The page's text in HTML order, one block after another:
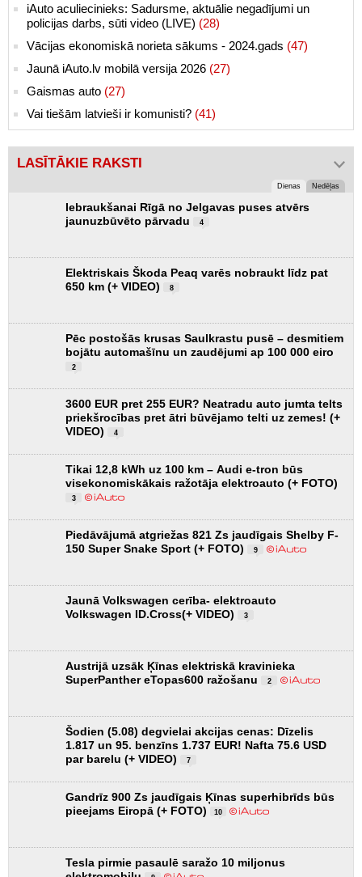
iAuto aculiecinieks: Sadursme, aktuālie negadījumi un
policijas darbs, sūti video (LIVE) (28)
Vācijas ekonomiskā norieta sākums - 2024.gads (47)
Jaunā iAuto.lv mobilā versija 2026 (27)
Gaismas auto (27)
Vai tiešām latvieši ir komunisti? (41)
LASĪTĀKIE RAKSTI
Dienas Nedēļas
Iebraukšanai Rīgā no Jelgavas puses atvērs
jaunuzbūvēto pārvadu
4
Elektriskais Škoda Peaq varēs nobraukt līdz pat
650 km (+ VIDEO)
8
Pēc postošās krusas Saulkrastu pusē – desmitiem
bojātu automašīnu un zaudējumi ap 100 000 eiro
2
3600 EUR pret 255 EUR? Neatradu auto jumta telts
priekšrocības pret ātri būvējamo telti uz zemes! (+
VIDEO)
4
Tikai 12,8 kWh uz 100 km – Audi e-tron būs
visekonomiskākais ražotāja elektroauto (+ FOTO)
3
Piedāvājumā atgriežas 821 Zs jaudīgais Shelby F-
150 Super Snake Sport (+ FOTO)
9
Jaunā Volkswagen cerība- elektroauto
Volkswagen ID.Cross(+ VIDEO)
3
Austrijā uzsāk Ķīnas elektriskā kravinieka
SuperPanther eTopas600 ražošanu
2
Šodien (5.08) degvielai akcijas cenas: Dīzelis
1.817 un 95. benzīns 1.737 EUR! Nafta 75.6 USD
par barelu (+ VIDEO)
7
Gandrīz 900 Zs jaudīgais Ķīnas superhibrīds būs
pieejams Eiropā (+ FOTO)
10
Tesla pirmie pasaulē saražo 10 miljonus